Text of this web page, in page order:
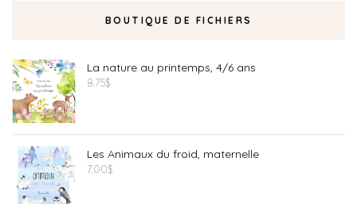
BOUTIQUE DE FICHIERS
La nature au printemps, 4/6 ans
8.75$
Les Animaux du froid, maternelle
7.00$